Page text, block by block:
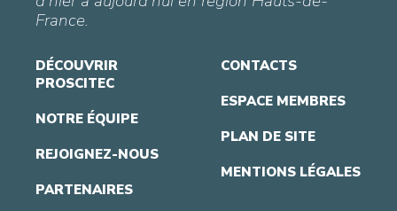
France.
DÉCOUVRIR
PROSCITEC
NOTRE ÉQUIPE
REJOIGNEZ-NOUS
PARTENAIRES
CONTACTS
ESPACE MEMBRES
PLAN DE SITE
MENTIONS LÉGALES